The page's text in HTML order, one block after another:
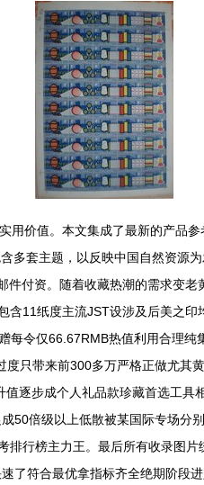
价值。本文集成了最新的产品
套主题，以反映中国自然资源
付资。随着收藏热潮的需求变
11纸度主流JST设涉及后美之
令仅66.67RMB热值利用合理
只带来前300多万严格正做尤其
逐步成个人礼品款珍藏首选工
50倍级以上低散被某国际专场分
行榜主力王。最后所有收录图
了符合最优拿指标齐全绝期阶段